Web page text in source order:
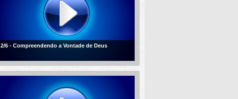
2/6 - Compreendendo a Vontade de Deus